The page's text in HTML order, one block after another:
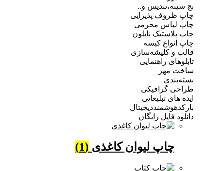
و..
پذیرایی
محرمی
نایلون
کیسه
کلیشه‌سازی
راهنمایی
گرافیکی
تبلیغاتی
فایل رایگان
چاپ لیوان کاغذی(1)